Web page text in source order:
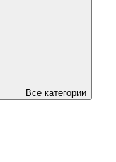
Все категории